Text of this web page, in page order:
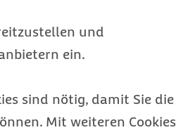
und
ein.
sind nötig, damit Sie die
Mit weiteren Cookies